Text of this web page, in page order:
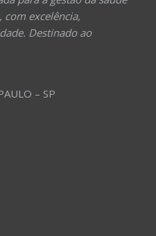
com excelência,
Destinado ao
– SP